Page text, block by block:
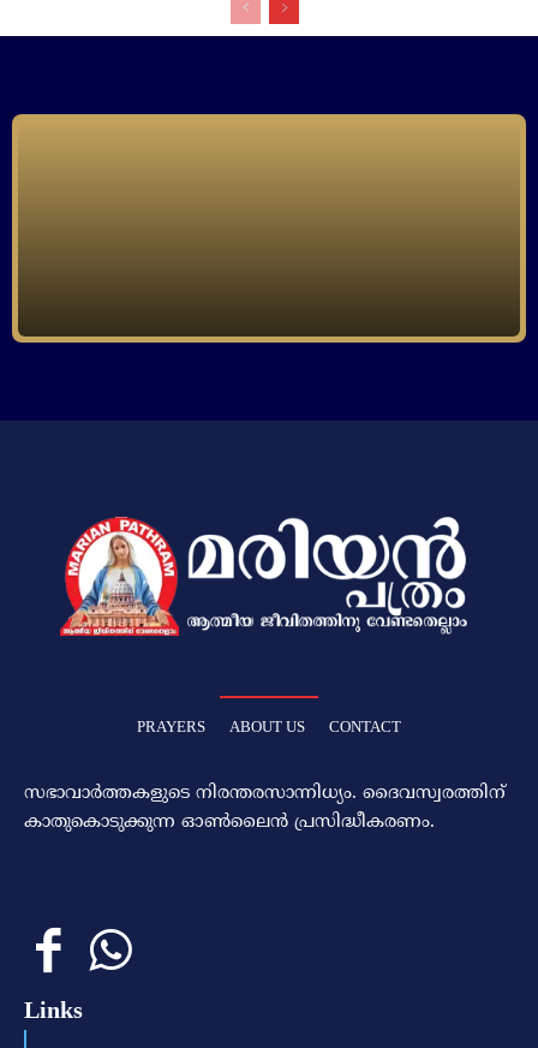
PRAYERS ABOUT US CONTACT
സഭാവാര്‍ത്തകളുടെ നിരന്തരസാന്നിധ്യം. ദൈവസ്വരത്തിന്‌
കാതുകൊടുക്കുന്ന ഓണ്‍ലൈന്‍ പ്രസിദ്ധീകരണം.
Links